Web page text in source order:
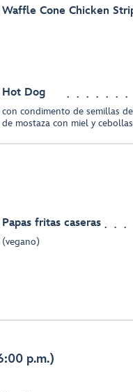
Waffle Cone Chicken
Hot Dog
con condimento de semillas
de mostaza con miel y
Papas fritas caseras
(vegano)
p.m.)